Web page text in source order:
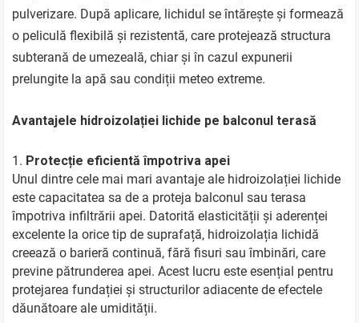
pulverizare. După aplicare, lichidul se întărește și formează
o peliculă flexibilă și rezistentă, care protejează structura
subterană de umezeală, chiar și în cazul expunerii
prelungite la apă sau condiții meteo extreme.
Avantajele hidroizolației lichide pe balconul terasă
Protecție eficientă împotriva apei
Unul dintre cele mai mari avantaje ale hidroizolației lichide
este capacitatea sa de a proteja balconul sau terasa
împotriva infiltrării apei. Datorită elasticității și aderenței
excelente la orice tip de suprafață, hidroizolația lichidă
creează o barieră continuă, fără fisuri sau îmbinări, care
previne pătrunderea apei. Acest lucru este esențial pentru
protejarea fundației și structurilor adiacente de efectele
dăunătoare ale umidității.